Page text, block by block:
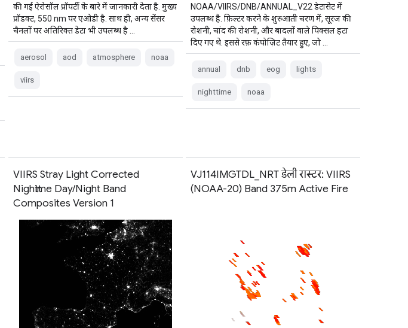
की गई ऐरोसॉल प्रॉपर्टी के बारे में जानकारी देता है. मुख्य
प्रॉडक्ट, 550 nm पर एओडी है. साथ ही, अन्य सेंसर
चैनलों पर अतिरिक्त डेटा भी उपलब्ध है …
aerosol aod atmosphere noaa
viirs
NOAA/VIIRS/DNB/ANNUAL_V22 डेटासेट में
उपलब्ध है. फ़िल्टर करने के शुरुआती चरण में, सूरज की
रोशनी, चांद की रोशनी, और बादलों वाले पिक्सल हटा
दिए गए थे. इससे रफ़ कंपोज़िट तैयार हुए, जो …
annual dnb eog lights
nighttime noaa
VIIRS Stray Light Corrected
Nighttime Day/Night Band
Composites Version 1
VJ114IMGTDL_NRT डेली रास्टर: VIIRS
(NOAA-20) Band 375m Active Fire